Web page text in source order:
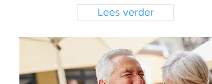
Lees verder